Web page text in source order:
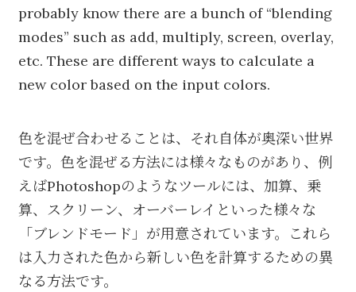
probably know there are a bunch of “blending
modes” such as add, multiply, screen, overlay,
etc. These are different ways to calculate a
new color based on the input colors.
色を混ぜ合わせることは、それ自体が奥深い世界
です。色を混ぜる方法には様々なものがあり、例
えばPhotoshopのようなツールには、加算、乗
算、スクリーン、オーバーレイといった様々な
「ブレンドモード」が用意されています。これら
は入力された色から新しい色を計算するための異
なる方法です。